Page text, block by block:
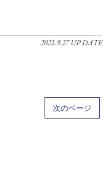
2021.9.27 UP DATE
次のページ